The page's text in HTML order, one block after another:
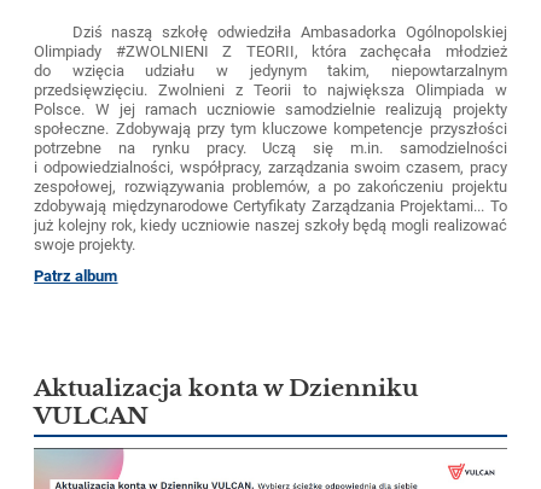
Dziś naszą szkołę odwiedziła Ambasadorka Ogólnopolskiej
Olimpiady #ZWOLNIENI Z TEORII, która zachęcała młodzież
do wzięcia udziału w jedynym takim, niepowtarzalnym
przedsięwzięciu. Zwolnieni z Teorii to największa Olimpiada w
Polsce. W jej ramach uczniowie samodzielnie realizują projekty
społeczne. Zdobywają przy tym kluczowe kompetencje przyszłości
potrzebne na rynku pracy. Uczą się m.in. samodzielności
i odpowiedzialności, współpracy, zarządzania swoim czasem, pracy
zespołowej, rozwiązywania problemów, a po zakończeniu projektu
zdobywają międzynarodowe Certyfikaty Zarządzania Projektami... To
już kolejny rok, kiedy uczniowie naszej szkoły będą mogli realizować
swoje projekty.
Patrz album
Aktualizacja konta w Dzienniku
VULCAN